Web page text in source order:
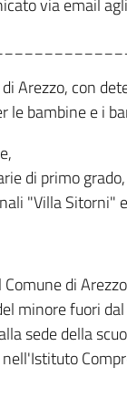
via email
Arezzo, con
le bambine e i
di primo grado,
"Villa Sitorni"
di
minore fuori
sede della